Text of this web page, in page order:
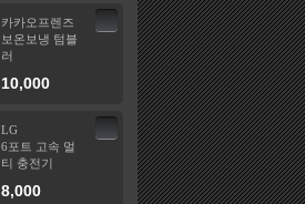
카카오프렌즈
보온보냉 텀블
러
10,000
LG
6포트 고속 멀
티 충전기
8,000